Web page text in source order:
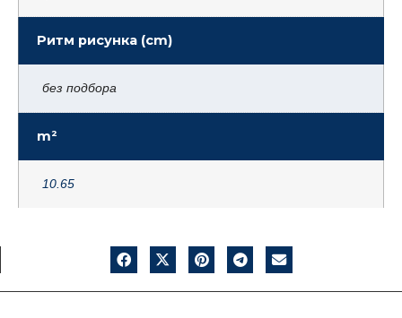
Ритм рисунка (cm)
без подбора
m²
10.65